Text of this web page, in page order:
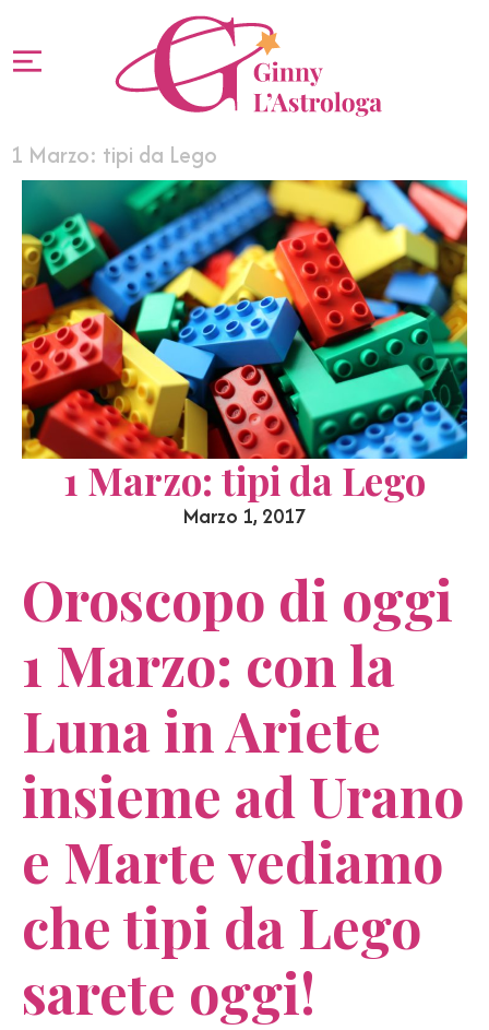
1 Marzo: tipi da Lego
1 Marzo: tipi da Lego
Marzo 1, 2017
Oroscopo di oggi
1 Marzo: con la
Luna in Ariete
insieme ad Urano
e Marte vediamo
che tipi da Lego
sarete oggi!